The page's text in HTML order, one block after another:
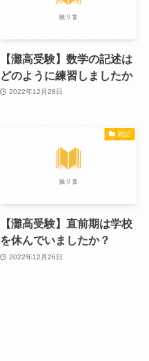
【灘高受験】数学の記述は
どのように練習しましたか
2022年12月28日
雑記
【灘高受験】直前期は学校
を休んでいましたか？
2022年12月26日